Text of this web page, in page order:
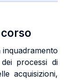
processi di
acquisizioni,